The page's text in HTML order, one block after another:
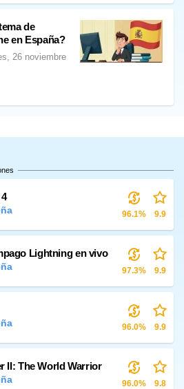
de
en España?
26 noviembre
96.1% 9.9
Lightning en vivo
97.3% 9.9
96.0% 9.9
II: The World Warrior
96.0% 9.8